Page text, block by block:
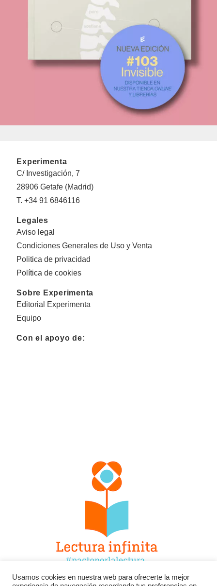
Experimenta
C/ Investigación, 7
28906 Getafe (Madrid)
T. +34 91 6846116
Legales
Aviso legal
Condiciones Generales de Uso y Venta
Politica de privacidad
Política de cookies
Sobre Experimenta
Editorial Experimenta
Equipo
Con el apoyo de:
Usamos cookies en nuestra web para ofrecerte la mejor